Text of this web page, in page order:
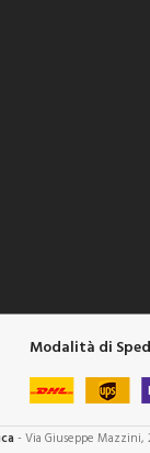
Modalità di
- Via Giuseppe Mazzini,